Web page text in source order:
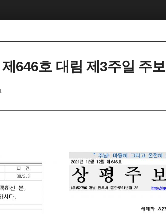
646호 대림 제3주일 주보